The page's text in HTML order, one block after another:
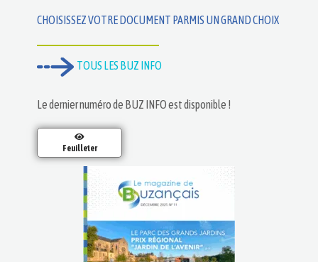
CHOISISSEZ VOTRE DOCUMENT PARMIS UN GRAND CHOIX
TOUS LES BUZ INFO
Le dernier numéro de BUZ INFO est disponible !
Feuilleter